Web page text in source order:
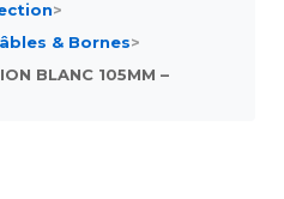
>
& Bornes>
BLANC 105MM –